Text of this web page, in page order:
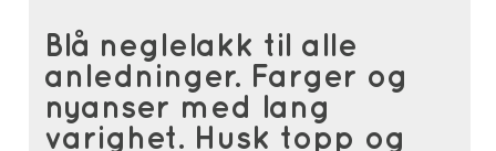
Blå neglelakk til alle
anledninger. Farger og
nyanser med lang
varighet. Husk topp og